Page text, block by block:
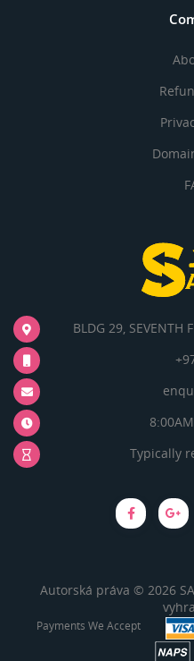
BLDG 29, SEVENTH
Typically
Autorská práva © 2026
Payments We Accept